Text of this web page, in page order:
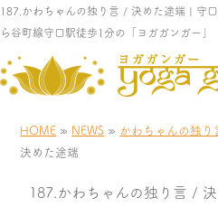
187.かわちゃんの独り言 / 決めた途端 | 守
ら谷町線守口駅徒歩1分の「ヨガガンガー」
HOME » NEWS » かわちゃんの独り
決めた途端
187.かわちゃんの独り言 /